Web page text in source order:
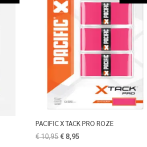
PACIFIC X TACK PRO ROZE
€10,95Oorspronkelijke
€ 8,95